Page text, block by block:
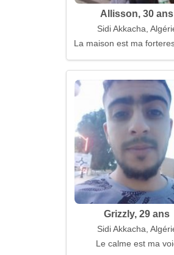
Allisson, 30 ans
Sidi Akkacha,
La maison est ma
Grizzly, 29 ans
Sidi Akkacha,
Le calme est ma